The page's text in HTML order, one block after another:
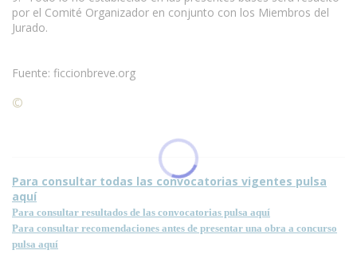
por el Comité Organizador en conjunto con los Miembros del
Jurado.
Fuente: ficcionbreve.org
©
Para consultar todas las convocatorias vigentes pulsa
aquí
Para consultar resultados de las convocatorias pulsa aquí
Para consultar recomendaciones antes de presentar una obra a concurso
pulsa aquí